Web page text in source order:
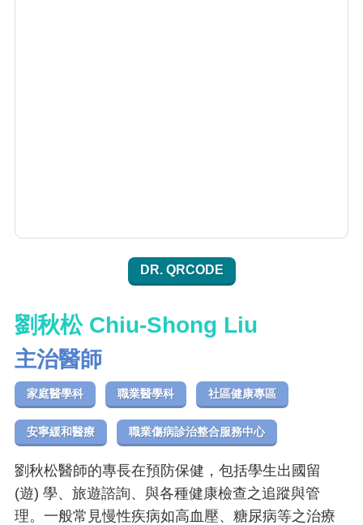
DR. QRCODE
劉秋松 Chiu-Shong Liu
主治醫師
家庭醫學科 職業醫學科 社區健康專區
安寧緩和醫療 職業傷病診治整合服務中心
劉秋松醫師的專長在預防保健，包括學生出國留
(遊) 學、旅遊諮詢、與各種健康檢查之追蹤與管
理。一般常見慢性疾病如高血壓、糖尿病等之治療